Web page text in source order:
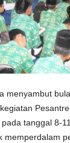
menyambut
tanggal 8-
memperdalam